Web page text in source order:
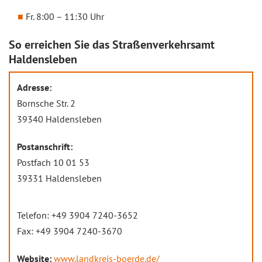
Fr. 8:00 – 11:30 Uhr
So erreichen Sie das Straßenverkehrsamt
Haldensleben
Adresse:
Bornsche Str. 2
39340 Haldensleben
Postanschrift:
Postfach 10 01 53
39331 Haldensleben
Telefon: +49 3904 7240-3652
Fax: +49 3904 7240-3670
Website: www.landkreis-boerde.de/